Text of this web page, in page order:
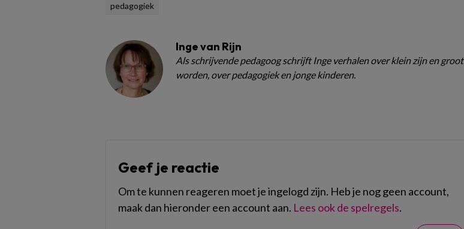
pedagogiek
Inge van Rijn
Als schrijvende pedagoog schrijft Inge verhalen over klein zijn en groot
worden, over pedagogiek en jonge kinderen.
Geef je reactie
Om te kunnen reageren moet je ingelogd zijn. Heb je nog geen account,
maak dan hieronder een account aan. Lees ook de spelregels.